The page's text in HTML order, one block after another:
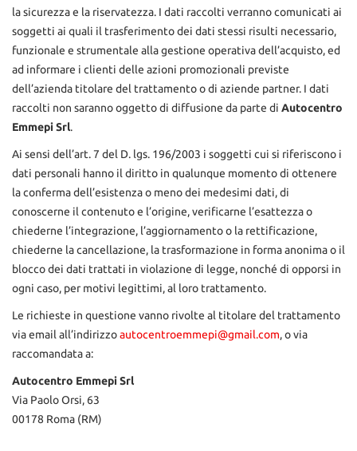
la sicurezza e la riservatezza. I dati raccolti verranno comunicati ai
soggetti ai quali il trasferimento dei dati stessi risulti necessario,
funzionale e strumentale alla gestione operativa dell’acquisto, ed
ad informare i clienti delle azioni promozionali previste
dell’azienda titolare del trattamento o di aziende partner. I dati
raccolti non saranno oggetto di diffusione da parte di Autocentro
Emmepi Srl.
Ai sensi dell’art. 7 del D. lgs. 196/2003 i soggetti cui si riferiscono i
dati personali hanno il diritto in qualunque momento di ottenere
la conferma dell’esistenza o meno dei medesimi dati, di
conoscerne il contenuto e l’origine, verificarne l’esattezza o
chiederne l’integrazione, l’aggiornamento o la rettificazione,
chiederne la cancellazione, la trasformazione in forma anonima o il
blocco dei dati trattati in violazione di legge, nonché di opporsi in
ogni caso, per motivi legittimi, al loro trattamento.
Le richieste in questione vanno rivolte al titolare del trattamento
via email all’indirizzoautocentroemmepi@gmail.com, o via
raccomandata a:
Autocentro Emmepi Srl
Via Paolo Orsi, 63
00178 Roma (RM)
funzionalità
svolgere
le
attività
di
seguito
Per
ottenere
maggiori
informazioni
sull'utilità
e
sul
funzionamento
di
strumenti
di
si
rimanda
alla
policy.
Puoi